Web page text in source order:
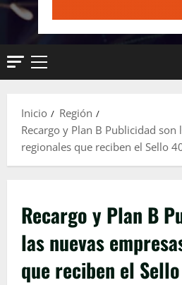
Menú
Inicio
Región
Recargo y Plan B Publicidad son
regionales que reciben el Sello
Recargo y Plan B
las nuevas
que reciben el